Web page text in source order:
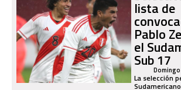
lista de
Pablo
el
Sub 17
Domingo
La selección